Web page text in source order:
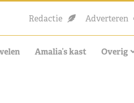
Redactie Adverteren
Amalia’s kast Overig